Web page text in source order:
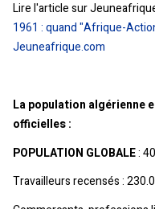
Lire l'article sur
1961 : quand "Afrique-
Jeuneafrique.com
La population algérienne
officielles :
POPULATION GLOBALE:
Travailleurs recensés :